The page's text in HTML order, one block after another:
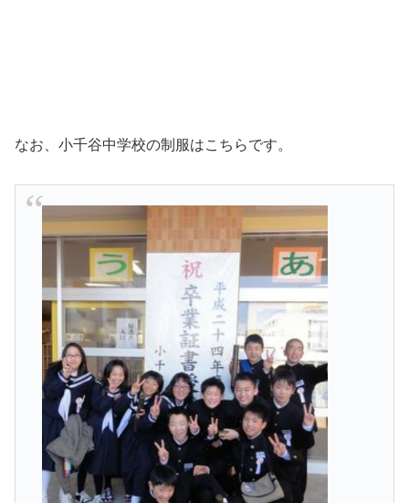
なお、小千谷中学校の制服はこちらです。